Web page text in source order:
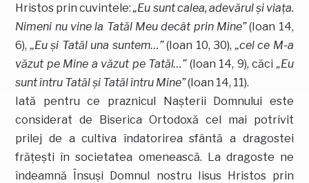
Hristos prin cuvintele:„Eu sunt calea, adevărul şi viaţa.
Nimeni nu vine la Tatăl Meu decât prin Mine”(Ioan 14,
6),„Eu şi Tatăl una suntem…”(Ioan 10, 30),„cel ce M-a
văzut pe Mine a văzut pe Tatăl…”(Ioan 14, 9), căci„Eu
sunt întru Tatăl şi Tatăl întru Mine”(Ioan 14, 11).
Iată pentru ce praznicul Naşterii Domnului este
considerat de Biserica Ortodoxă cel mai potrivit
prilej de a cultiva îndatorirea sfântă a dragostei
frăţeşti în societatea omenească. La dragoste ne
îndeamnă Însuşi Domnul nostru Iisus Hristos prin